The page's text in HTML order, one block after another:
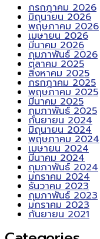
กรกฎาคม 2026
มิถุนายน 2026
พฤษภาคม 2026
เมษายน 2026
มีนาคม 2026
กุมภาพันธ์ 2026
ตุลาคม 2025
สิงหาคม 2025
กรกฎาคม 2025
พฤษภาคม 2025
มีนาคม 2025
กุมภาพันธ์ 2025
กันยายน 2024
มิถุนายน 2024
พฤษภาคม 2024
เมษายน 2024
มีนาคม 2024
กุมภาพันธ์ 2024
มกราคม 2024
ธันวาคม 2023
กุมภาพันธ์ 2023
มกราคม 2023
กันยายน 2021